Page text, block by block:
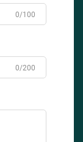
0/100
0/200